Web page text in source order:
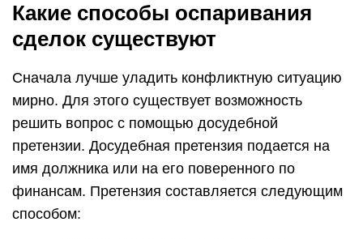
Какие способы оспаривания
сделок существуют
Сначала лучше уладить конфликтную ситуацию
мирно. Для этого существует возможность
решить вопрос с помощью досудебной
претензии. Досудебная претензия подается на
имя должника или на его поверенного по
финансам. Претензия составляется следующим
способом: